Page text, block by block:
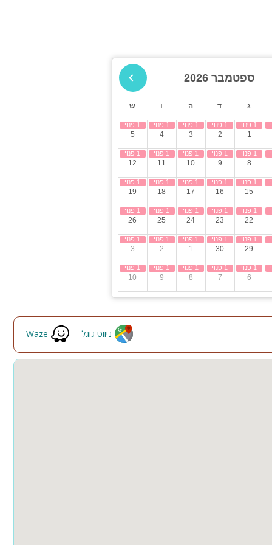
ספטמבר 2026
ג ד ה ו ש
1
2
3
4
5
8
9
10
11
12
15
16
17
18
19
22
23
24
25
26
29
30
1
2
3
6
7
8
9
10
Waze ניווט גוגל